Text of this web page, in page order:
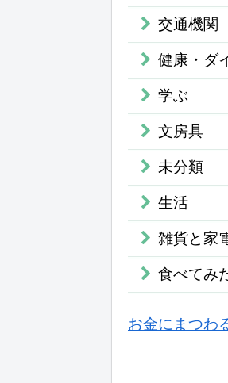
交通機関
健康・ダ
学ぶ
文房具
未分類
生活
雑貨と家
食べてみ
お金にまつわ